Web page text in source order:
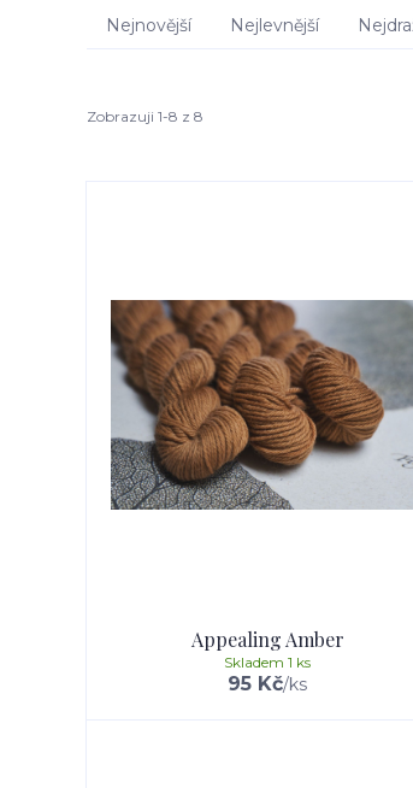
Nejnovější Nejlevnější
Zobrazuji 1-8 z 8
Appealing Amber
95 Kč/ks
Skladem 1 ks